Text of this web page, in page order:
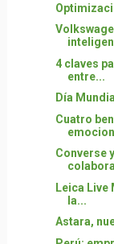
4 claves
entre...
Día
Cuatro
Converse
Leica Live
la...
Astara,